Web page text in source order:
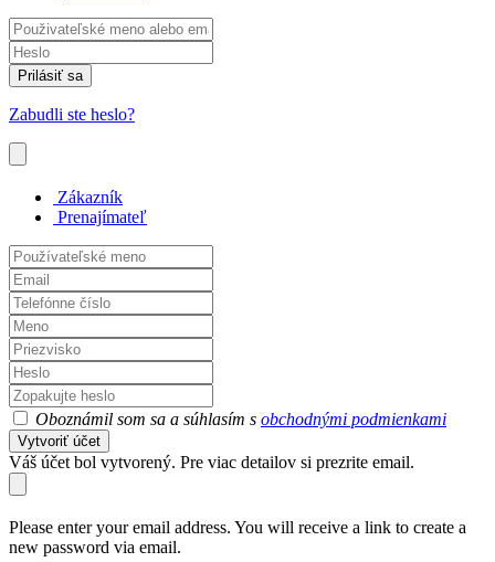
Prilásiť sa
Zabudli ste heslo?
Zákazník
Prenajímateľ
Oboznámil som sa a súhlasím s obchodnými podmienkami
Vytvoriť účet
Váš účet bol vytvorený. Pre viac detailov si prezrite email.
Please enter your email address. You will receive a link to create a
new password via email.